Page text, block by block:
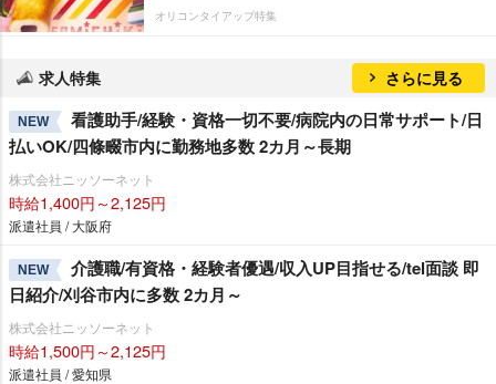
オリコンタイアップ特集
求人特集 さらに見る
NEW
看護助手/経験・資格一切不要/病院内の日常サポート/日
払いOK/四條畷市内に勤務地多数 2カ月～長期
株式会社ニッソーネット
時給1,400円～2,125円
派遣社員 / 大阪府
NEW
介護職/有資格・経験者優遇/収入UP目指せる/tel面談 即
日紹介/刈谷市内に多数 2カ月～
株式会社ニッソーネット
時給1,500円～2,125円
派遣社員 / 愛知県